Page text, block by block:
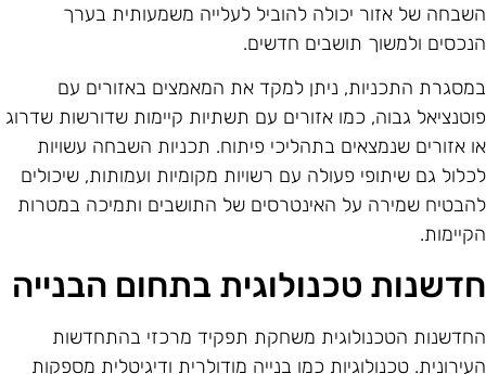
של אזור יכולה להוביל לעלייה משמעותית בערך
ולמשוך תושבים חדשים.
התכניות, ניתן למקד את המאמצים באזורים עם
גבוה, כמו אזורים עם תשתיות קיימות שדורשות שדרוג
אזורים שנמצאים בתהליכי פיתוח. תכניות השבחה עשויות
גם שיתופי פעולה עם רשויות מקומיות ועמותות, שיכולים
שמירה על האינטרסים של התושבים ותמיכה במטרות
טכנולוגית בתחום הבנייה
הטכנולוגית משחקת תפקיד מרכזי בהתחדשות
טכנולוגיות כמו בנייה מודולרית ודיגיטלית מספקות